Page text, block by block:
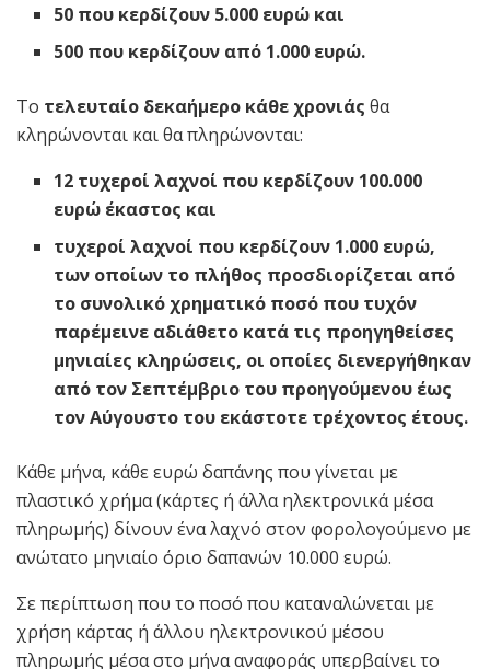
50 που κερδίζουν 5.000 ευρώ και
500 που κερδίζουν από 1.000 ευρώ.
Το τελευταίο δεκαήμερο κάθε χρονιάς θα
κληρώνονται και θα πληρώνονται:
12 τυχεροί λαχνοί που κερδίζουν 100.000
ευρώ έκαστος και
τυχεροί λαχνοί που κερδίζουν 1.000 ευρώ,
των οποίων το πλήθος προσδιορίζεται από
το συνολικό χρηματικό ποσό που τυχόν
παρέμεινε αδιάθετο κατά τις προηγηθείσες
μηνιαίες κληρώσεις, οι οποίες διενεργήθηκαν
από τον Σεπτέμβριο του προηγούμενου έως
τον Αύγουστο του εκάστοτε τρέχοντος έτους.
Κάθε μήνα, κάθε ευρώ δαπάνης που γίνεται με
πλαστικό χρήμα (κάρτες ή άλλα ηλεκτρονικά μέσα
πληρωμής) δίνουν ένα λαχνό στον φορολογούμενο με
ανώτατο μηνιαίο όριο δαπανών 10.000 ευρώ.
Σε περίπτωση που το ποσό που καταναλώνεται με
χρήση κάρτας ή άλλου ηλεκτρονικού μέσου
πληρωμής μέσα στο μήνα αναφοράς υπερβαίνει το